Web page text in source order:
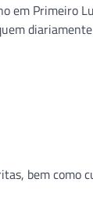
em Primeiro
bem como